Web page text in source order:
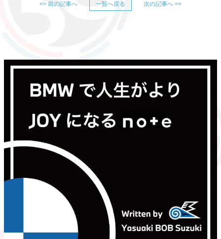
<< 前の記事へ 一覧へ戻る 次の記事へ >>